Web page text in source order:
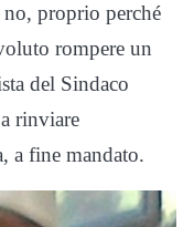
no, proprio perché
rompere un
del Sindaco
rinviare
a fine mandato.